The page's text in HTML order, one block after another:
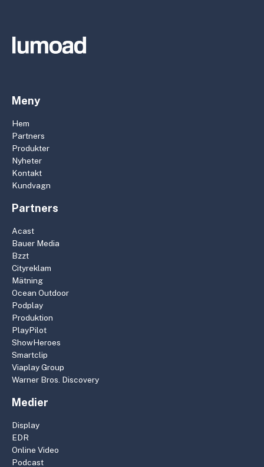
Meny
Hem
Partners
Produkter
Nyheter
Kontakt
Kundvagn
Partners
Acast
Bauer Media
Bzzt
Cityreklam
Mätning
Ocean Outdoor
Podplay
Produktion
PlayPilot
ShowHeroes
Smartclip
Viaplay Group
Warner Bros. Discovery
Medier
Display
EDR
Online Video
Podcast